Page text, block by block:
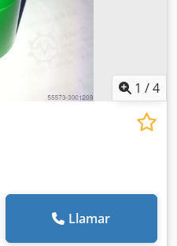
1 /4
Llamar